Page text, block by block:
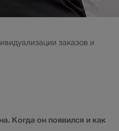
заказов и
Когда он появился и как